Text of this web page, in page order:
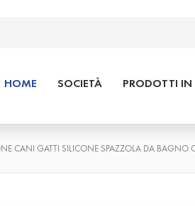
HOME SOCIETÀ PRODOTTI IN
CANI GATTI SILICONE SPAZZOLA DA